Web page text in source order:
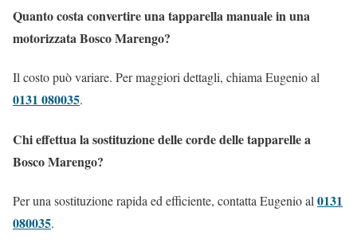
Quanto costa convertire una tapparella manuale in una
motorizzata Bosco Marengo?
Il costo può variare. Per maggiori dettagli, chiama Eugenio al
0131 080035.
Chi effettua la sostituzione delle corde delle tapparelle a
Bosco Marengo?
Per una sostituzione rapida ed efficiente, contatta Eugenio al 0131
080035.